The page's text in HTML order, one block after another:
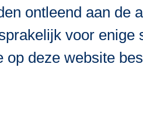
ontleend aan de
voor
op deze website